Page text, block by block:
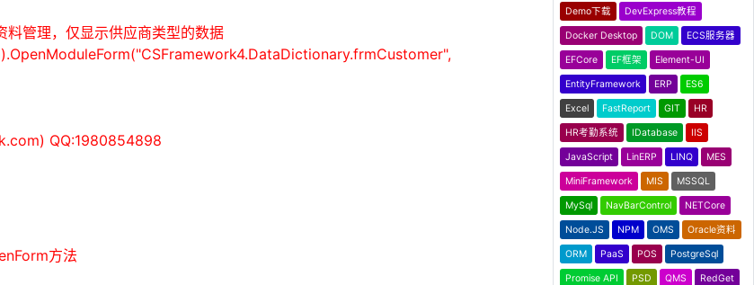
管理，仅显示供应商类型的数据
QQ:1980854898
方法
Demo下载 DevExpress教程
Docker Desktop DOM ECS服务器
EFCore EF框架 Element-UI
EntityFramework ERP ES6
Excel FastReport GIT HR
HR考勤系统 IDatabase IIS
JavaScript LinERP LINQ MES
MiniFramework MIS MSSQL
MySql NavBarControl NETCore
Node.JS NPM OMS Oracle资料
ORM PaaS POS PostgreSql
Promise API PSD QMS RedGet